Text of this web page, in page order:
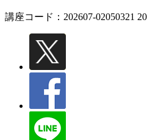
講座コード：202607-02050321